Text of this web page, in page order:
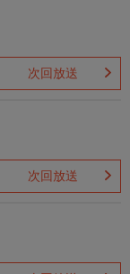
次回放送
次回放送